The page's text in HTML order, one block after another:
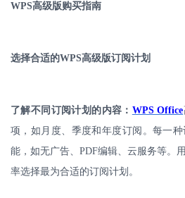
WPS高级版购买指南
选择合适的WPS高级版订阅计划
了解不同订阅计划的内容： WPS Office
项，如月度、季度和年度订阅。每一
能，如无广告、 PDF编辑、云服务等。
率选择最为合适的订阅计划。